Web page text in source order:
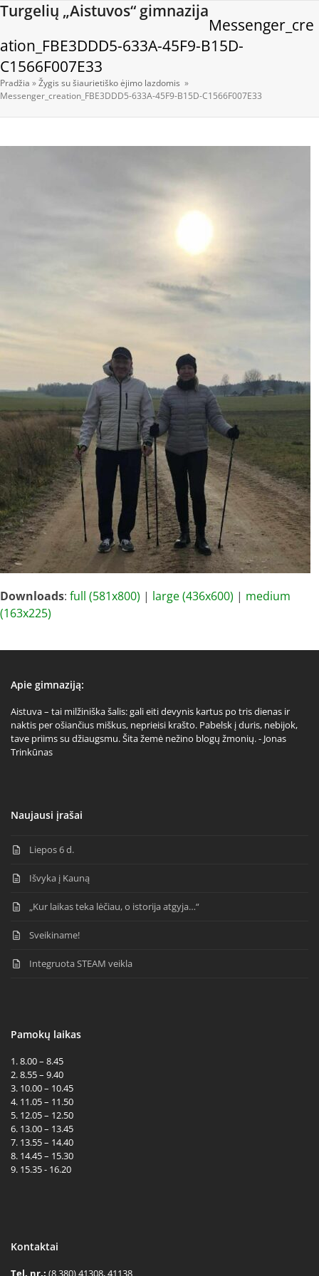
Skip
content
Turgelių „Aistuvos“ gimnazija
Open
mobile
menu
Close
mobile
menu
Messenger_cre
ation_FBE3DDD5-633A-45F9-B15D-
C1566F007E33
Pradžia »Žygis su šiaurietiško ėjimo lazdomis »
Messenger_creation_FBE3DDD5-633A-45F9-B15D-C1566F007E33
Downloads: full (581x800) | large (436x600) | medium
(163x225)
Apie gimnaziją:
Aistuva – tai milžiniška šalis: gali eiti devynis kartus po tris dienas ir
naktis per ošiančius miškus, neprieisi krašto. Pabelsk į duris, nebijok,
tave priims su džiaugsmu. Šita žemė nežino blogų žmonių. - Jonas
Trinkūnas
Naujausi įrašai
Liepos 6 d.
Išvyka į Kauną
„Kur laikas teka lėčiau, o istorija atgyja…“
Sveikiname!
Integruota STEAM veikla
Pamokų laikas
1. 8.00 – 8.45
2. 8.55 – 9.40
3. 10.00 – 10.45
4. 11.05 – 11.50
5. 12.05 – 12.50
6. 13.00 – 13.45
7. 13.55 – 14.40
8. 14.45 – 15.30
9. 15.35 - 16.20
Kontaktai
Tel. nr.: (8 380) 41308, 41138